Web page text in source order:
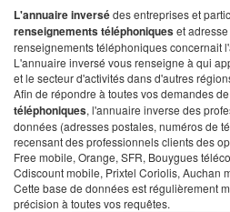
L'annuaire inversédes entreprises et
renseignements téléphoniqueset
renseignements téléphoniques concernait
L'annuaire inversé vous renseigne à qui
et le secteur d'activités dans d'autres
Afin de répondre à toutes vos demandes de
téléphoniques, l'annuaire inverse des
données (adresses postales, numéros de
recensant des professionnels clients des
Free mobile, Orange, SFR, Bouygues
Cdiscount mobile, Prixtel Coriolis, Auchan
Cette base de données est régulièrement
précision à toutes vos requêtes.